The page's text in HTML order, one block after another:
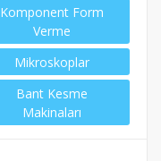
Komponent Form
Verme
Mikroskoplar
Bant Kesme
Makinaları